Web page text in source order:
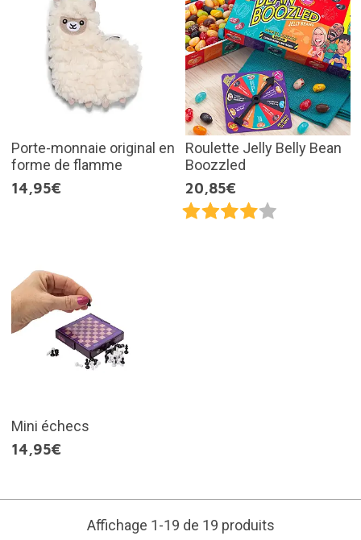
Porte-monnaie original en
forme de flamme
14,95€
Roulette Jelly Belly Bean
Boozzled
20,85€
Mini échecs
14,95€
Affichage 1-19 de 19 produits